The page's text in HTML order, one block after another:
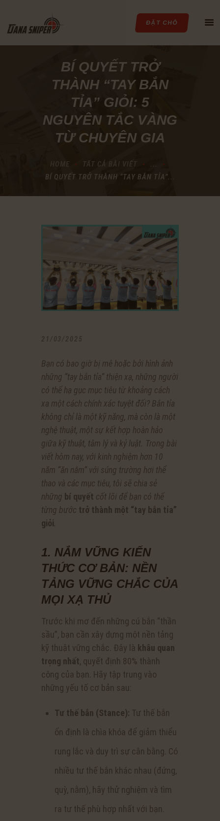
ĐẶT CHỖ
BÍ QUYẾT TRỞ
THÀNH “TAY BẮN
TỈA” GIỎI: 5
NGUYÊN TẮC VÀNG
TỪ CHUYÊN GIA
HOME TẤT CẢ BÀI VIẾT
...
BÍ QUYẾT TRỞ THÀNH “TAY BẮN TỈA”...
TRANG CHỦ
GIỚI THIỆU
DỊCH VỤ
BẢNG GIÁ
TIN TỨC
THƯ VIỆN
LIÊN HỆ
21/03/2025
Bạn có bao giờ bị mê hoặc bởi hình ảnh
những “tay bắn tỉa” thiện xạ, những người
có thể hạ gục mục tiêu từ khoảng cách
xa một cách chính xác tuyệt đối? Bắn tỉa
không chỉ là một kỹ năng, mà còn là một
nghệ thuật, một sự kết hợp hoàn hảo
giữa kỹ thuật, tâm lý và kỷ luật. Trong bài
viết hôm nay, với kinh nghiệm hơn 10
năm “ăn nằm” với súng trường hơi thể
thao và các mục tiêu, tôi sẽ chia sẻ
những bí quyết cốt lõi để bạn có thể
từng bước trở thành một “tay bắn tỉa”
giỏi.
1. NẮM VỮNG KIẾN
THỨC CƠ BẢN: NỀN
TẢNG VỮNG CHẮC CỦA
MỌI XẠ THỦ
Trước khi mơ đến những cú bắn “thần
sầu”, bạn cần xây dựng một nền tảng
kỹ thuật vững chắc. Đây là khâu quan
trọng nhất, quyết định 80% thành
công của bạn. Hãy tập trung vào
những yếu tố cơ bản sau:
Tư thế bắn (Stance): Tư thế bắn
ổn định là chìa khóa để giảm thiểu
rung lắc và duy trì sự cân bằng. Có
nhiều tư thế bắn khác nhau (đứng,
quỳ, nằm), hãy thử nghiệm và tìm
ra tư thế phù hợp nhất với bạn.